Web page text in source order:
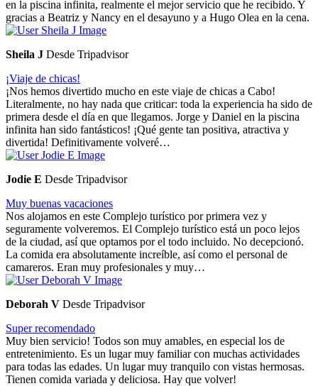
en la piscina infinita, realmente el mejor servicio que he recibido. Y
gracias a Beatriz y Nancy en el desayuno y a Hugo Olea en la cena.
Sheila J Desde Tripadvisor
¡Viaje de chicas!
¡Nos hemos divertido mucho en este viaje de chicas a Cabo!
Literalmente, no hay nada que criticar: toda la experiencia ha sido de
primera desde el día en que llegamos. Jorge y Daniel en la piscina
infinita han sido fantásticos! ¡Qué gente tan positiva, atractiva y
divertida! Definitivamente volveré…
Jodie E Desde Tripadvisor
Muy buenas vacaciones
Nos alojamos en este Complejo turístico por primera vez y
seguramente volveremos. El Complejo turístico está un poco lejos
de la ciudad, así que optamos por el todo incluido. No decepcionó.
La comida era absolutamente increíble, así como el personal de
camareros. Eran muy profesionales y muy…
Deborah V Desde Tripadvisor
Super recomendado
Muy bien servicio! Todos son muy amables, en especial los de
entretenimiento. Es un lugar muy familiar con muchas actividades
para todas las edades. Un lugar muy tranquilo con vistas hermosas.
Tienen comida variada y deliciosa. Hay que volver!